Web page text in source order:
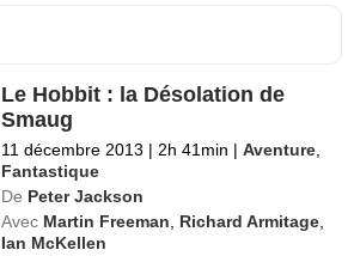
Le Hobbit : la Désolation de
Smaug
11 décembre 2013 | 2h 41min | Aventure
Fantastique
De Peter Jackson
Avec Martin Freeman Richard Armitage
Ian McKellen